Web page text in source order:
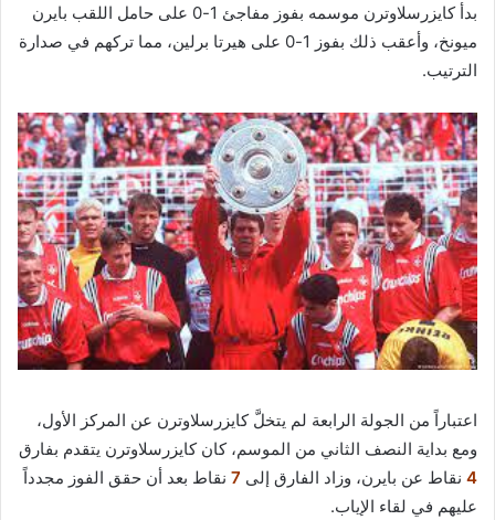
بدأ كايزرسلاوترن موسمه بفوز مفاجئ 1-0 على حامل اللقب بايرن
ميونخ، وأعقب ذلك بفوز 1-0 على هيرتا برلين، مما تركهم في صدارة
الترتيب.
اعتباراً من الجولة الرابعة لم يتخلَّ كايزرسلاوترن عن المركز الأول،
ومع بداية النصف الثاني من الموسم، كان كايزرسلاوترن يتقدم بفارق
4 نقاط عن بايرن، وزاد الفارق إلى 7 نقاط بعد أن حقق الفوز مجدداً
عليهم في لقاء الإياب.